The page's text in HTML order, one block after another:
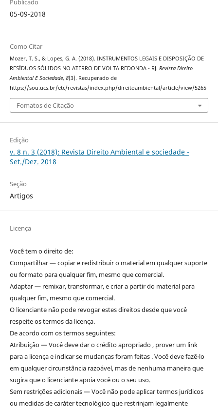
Publicado
05-09-2018
Como Citar
Mozer, T. S., & Lopes, G. A. (2018). INSTRUMENTOS LEGAIS E DISPOSIÇÃO DE
RESÍDUOS SÓLIDOS NO ATERRO DE VOLTA REDONDA - RJ. Revista Direito
Ambiental E Sociedade, 8(3). Recuperado de
https://sou.ucs.br/etc/revistas/index.php/direitoambiental/article/view/5265
Fomatos de Citação
Edição
v. 8 n. 3 (2018): Revista Direito Ambiental e sociedade -
Set./Dez. 2018
Seção
Artigos
Licença
Você tem o direito de:
Compartilhar — copiar e redistribuir o material em qualquer suporte
ou formato para qualquer fim, mesmo que comercial.
Adaptar — remixar, transformar, e criar a partir do material para
qualquer fim, mesmo que comercial.
O licenciante não pode revogar estes direitos desde que você
respeite os termos da licença.
De acordo com os termos seguintes:
Atribuição — Você deve dar o crédito apropriado , prover um link
para a licença e indicar se mudanças foram feitas . Você deve fazê-lo
em qualquer circunstância razoável, mas de nenhuma maneira que
sugira que o licenciante apoia você ou o seu uso.
Sem restrições adicionais — Você não pode aplicar termos jurídicos
ou medidas de caráter tecnológico que restrinjam legalmente